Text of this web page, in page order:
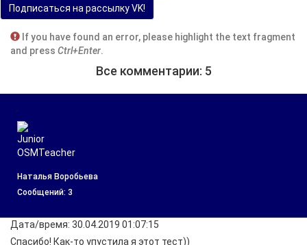
Подписаться на рассылку VK!
If you have found an error, please highlight the text fragment
and press Ctrl+Enter.
Все комментарии: 5
Наталья Воробьева
Cообщений: 3
Дата/время: 30.04.2019 01:07:15
Спасибо! Как-то упустила я этот тест))